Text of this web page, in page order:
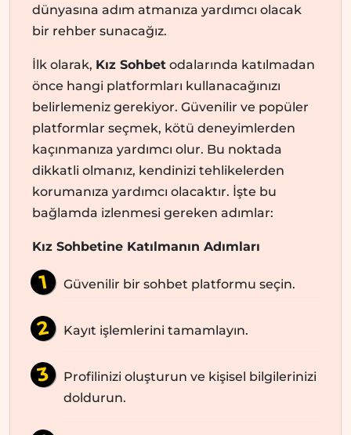
dünyasına adım atmanıza yardımcı olacak
bir rehber sunacağız.
İlk olarak, Kız Sohbet odalarında katılmadan
önce hangi platformları kullanacağınızı
belirlemeniz gerekiyor. Güvenilir ve popüler
platformlar seçmek, kötü deneyimlerden
kaçınmanıza yardımcı olur. Bu noktada
dikkatli olmanız, kendinizi tehlikelerden
korumanıza yardımcı olacaktır. İşte bu
bağlamda izlenmesi gereken adımlar:
Kız Sohbetine Katılmanın Adımları
Güvenilir bir sohbet platformu seçin.
Kayıt işlemlerini tamamlayın.
Profilinizi oluşturun ve kişisel bilgilerinizi
doldurun.